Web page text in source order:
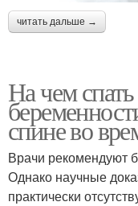
читать дальше →
На чем
спине во
Врачи рекомендуют
Однако научные
практически